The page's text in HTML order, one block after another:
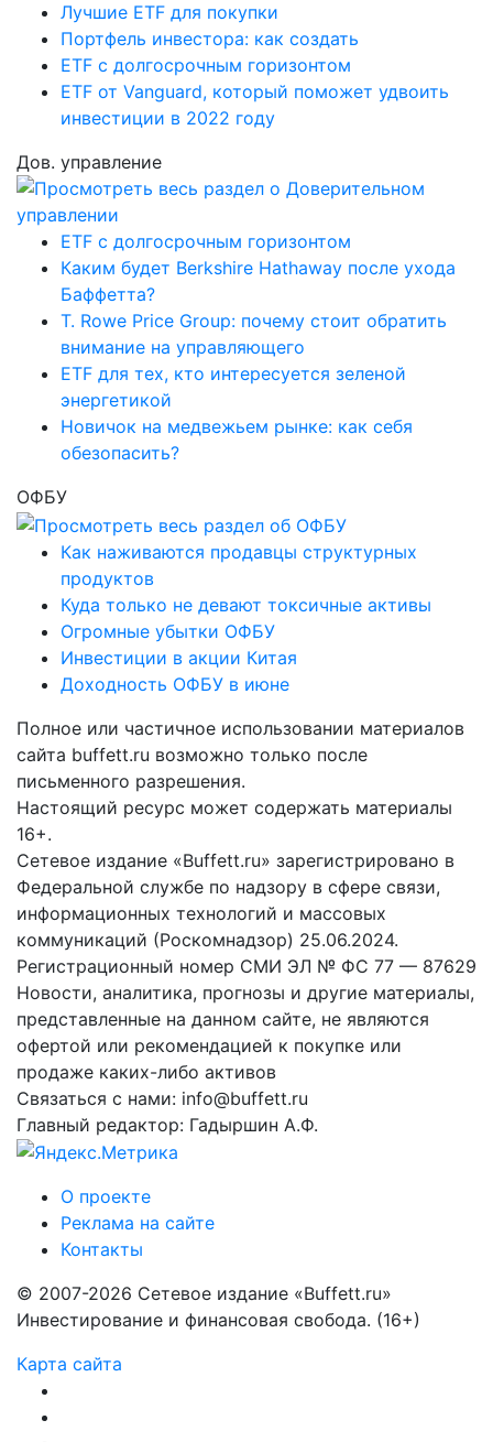
Лучшие ETF для покупки
Портфель инвестора: как создать
ETF с долгосрочным горизонтом
ETF от Vanguard, который поможет удвоить
инвестиции в 2022 году
Дов. управление
ETF с долгосрочным горизонтом
Каким будет Berkshire Hathaway после ухода
Баффетта?
T. Rowe Price Group: почему стоит обратить
внимание на управляющего
ETF для тех, кто интересуется зеленой
энергетикой
Новичок на медвежьем рынке: как себя
обезопасить?
ОФБУ
Как наживаются продавцы структурных
продуктов
Куда только не девают токсичные активы
Огромные убытки ОФБУ
Инвестиции в акции Китая
Доходность ОФБУ в июне
Полное или частичное использовании материалов
сайта buffett.ru возможно только после
письменного разрешения.
Настоящий ресурс может содержать материалы
16+.
Сетевое издание «Buffett.ru» зарегистрировано в
Федеральной службе по надзору в сфере связи,
информационных технологий и массовых
коммуникаций (Роскомнадзор) 25.06.2024.
Регистрационный номер СМИ ЭЛ № ФС 77 — 87629
Новости, аналитика, прогнозы и другие материалы,
представленные на данном сайте, не являются
офертой или рекомендацией к покупке или
продаже каких-либо активов
Связаться с нами: info@buffett.ru
Главный редактор: Гадыршин А.Ф.
О проекте
Реклама на сайте
Контакты
© 2007-2026 Сетевое издание «Buffett.ru»
Инвестирование и финансовая свобода. (16+)
Карта сайта